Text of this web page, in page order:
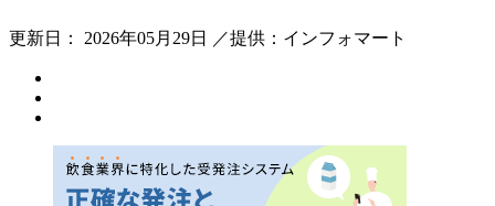
更新日： 2026年05月29日 ／提供：インフォマート